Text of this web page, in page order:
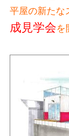
平屋の新たな
成見学会を